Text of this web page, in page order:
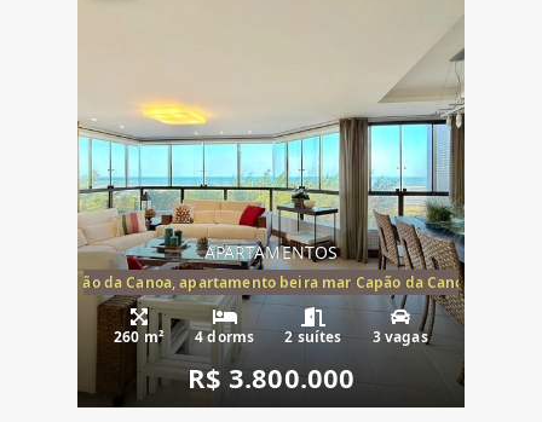
APARTAMENTOS
mar Capão da Canoa, apartamento beira mar Capão da Canoa,
260 m² 4 dorms 2 suítes 3 vagas
R$ 3.800.000